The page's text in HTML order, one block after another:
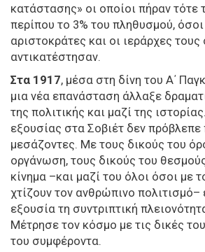
κατάστασης» οι οποίοι πήραν τότε
περίπου το 3% του πληθυσμού, όσοι
αριστοκράτες και οι ιεράρχες τους
αντικατέστησαν.
Στα 1917, μέσα στη δίνη του Α΄
μια νέα επανάσταση άλλαξε
της πολιτικής και μαζί της
εξουσίας στα Σοβιέτ δεν πρόβλεπε
μεσάζοντες. Με τους δικούς του
οργάνωση, τους δικούς του
κίνημα –και μαζί του όλοι όσοι με
χτίζουν τον ανθρώπινο
εξουσία τη συντριπτική
Μέτρησε τον κόσμο με τις δικές
του συμφέροντα.